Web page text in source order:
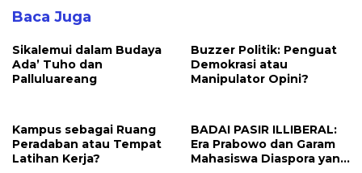
Baca Juga
Sikalemui dalam Budaya
Ada’ Tuho dan
Palluluareang
Buzzer Politik: Penguat
Demokrasi atau
Manipulator Opini?
Kampus sebagai Ruang
Peradaban atau Tempat
Latihan Kerja?
BADAI PASIR ILLIBERAL:
Era Prabowo dan Garam
Mahasiswa Diaspora yang